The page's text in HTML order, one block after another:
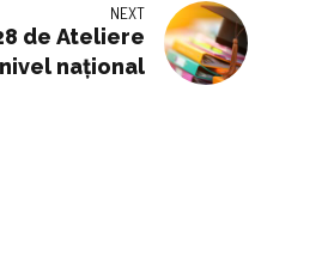
NEXT
de Ateliere
național